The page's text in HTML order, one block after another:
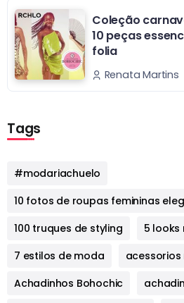
Coleção
10 peças
folia
Renata Martins
Tags
#modariachuelo
10 fotos de roupas femininas
100 truques de styling
5 looks
7 estilos de moda
Achadinhos Bohochic